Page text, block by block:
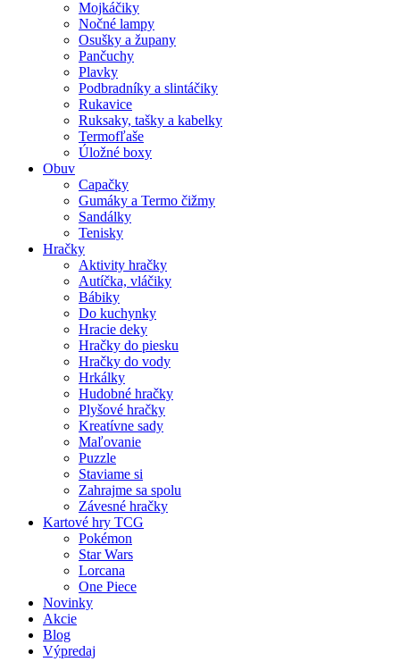
Mojkáčiky
Nočné lampy
Osušky a župany
Pančuchy
Plavky
Podbradníky a slintáčiky
Rukavice
Ruksaky, tašky a kabelky
Termofľaše
Úložné boxy
Obuv
Capačky
Gumáky a Termo čižmy
Sandálky
Tenisky
Hračky
Aktivity hračky
Autíčka, vláčiky
Bábiky
Do kuchynky
Hracie deky
Hračky do piesku
Hračky do vody
Hrkálky
Hudobné hračky
Plyšové hračky
Kreatívne sady
Maľovanie
Puzzle
Staviame si
Zahrajme sa spolu
Závesné hračky
Kartové hry TCG
Pokémon
Star Wars
Lorcana
One Piece
Novinky
Akcie
Blog
Výpredaj